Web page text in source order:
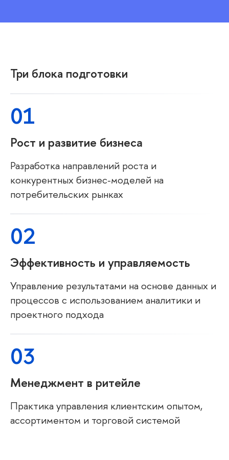
Три блока подготовки
01
Рост и развитие бизнеса
Разработка направлений роста и
конкурентных бизнес-моделей на
потребительских рынках
02
Эффективность и управляемость
Управление результатами на основе данных и
процессов с использованием аналитики и
проектного подхода
03
Менеджмент в ритейле
Практика управления клиентским опытом,
ассортиментом и торговой системой